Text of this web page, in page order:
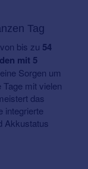
Tag
bis zu 54
mit 5
Sorgen um
mit vielen
das
integrierte
Akkustatus